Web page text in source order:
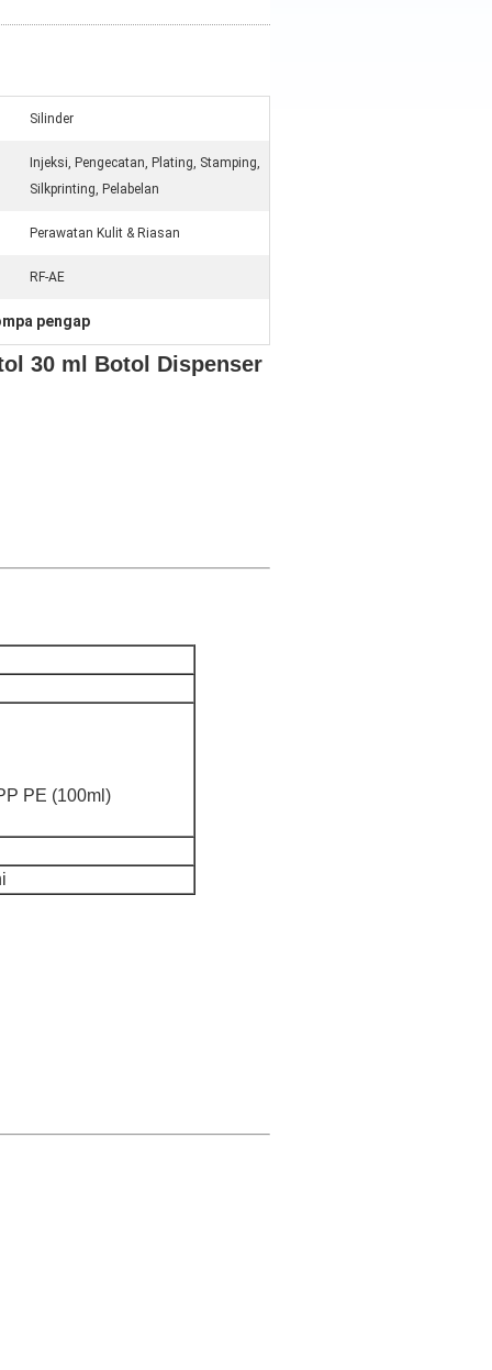
Silinder
Injeksi, Pengecatan, Plating, Stamping,
Silkprinting, Pelabelan
Perawatan Kulit & Riasan
RF-AE
pengap
30 ml Botol Dispenser
PE (100ml)